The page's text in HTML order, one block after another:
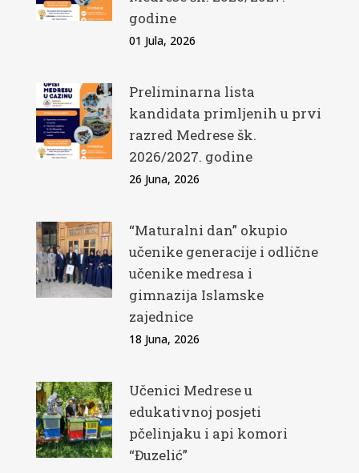
godine
01 Jula, 2026
Preliminarna lista
kandidata primljenih u prvi
razred Medrese šk.
2026/2027. godine
26 Juna, 2026
“Maturalni dan” okupio
učenike generacije i odlične
učenike medresa i
gimnazija Islamske
zajednice
18 Juna, 2026
Učenici Medrese u
edukativnoj posjeti
pčelinjaku i api komori
“Đuzelić”